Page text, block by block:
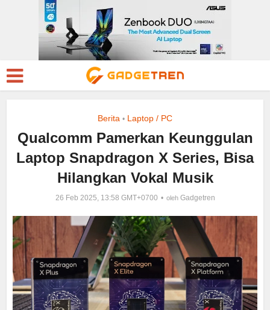
Berita • Laptop / PC
Qualcomm Pamerkan Keunggulan
Laptop Snapdragon X Series, Bisa
Hilangkan Vokal Musik
26 Feb 2025, 13:58 GMT+0700 oleh Gadgetren